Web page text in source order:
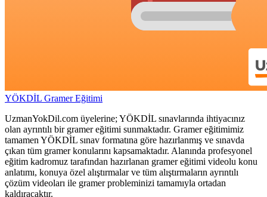
YÖKDİL Gramer Eğitimi
UzmanYokDil.com üyelerine; YÖKDİL sınavlarında ihtiyacınız
olan ayrıntılı bir gramer eğitimi sunmaktadır. Gramer eğitimimiz
tamamen YÖKDİL sınav formatına göre hazırlanmış ve sınavda
çıkan tüm gramer konularını kapsamaktadır. Alanında profesyonel
eğitim kadromuz tarafından hazırlanan gramer eğitimi videolu konu
anlatımı, konuya özel alıştırmalar ve tüm alıştırmaların ayrıntılı
çözüm videoları ile gramer probleminizi tamamıyla ortadan
kaldıracaktır.